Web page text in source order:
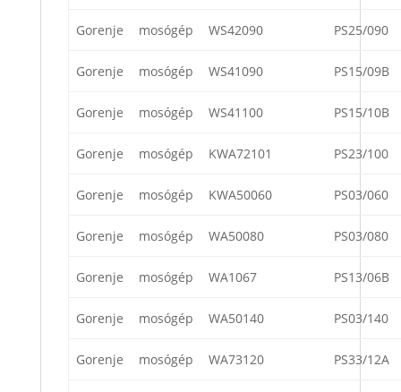
Gorenje mosógép WS42090 PS25/090
Gorenje mosógép WS41090 PS15/09B
Gorenje mosógép WS41100 PS15/10B
Gorenje mosógép KWA72101 PS23/100
Gorenje mosógép KWA50060 PS03/060
Gorenje mosógép WA50080 PS03/080
Gorenje mosógép WA1067 PS13/06B
Gorenje mosógép WA50140 PS03/140
Gorenje mosógép WA73120 PS33/12A